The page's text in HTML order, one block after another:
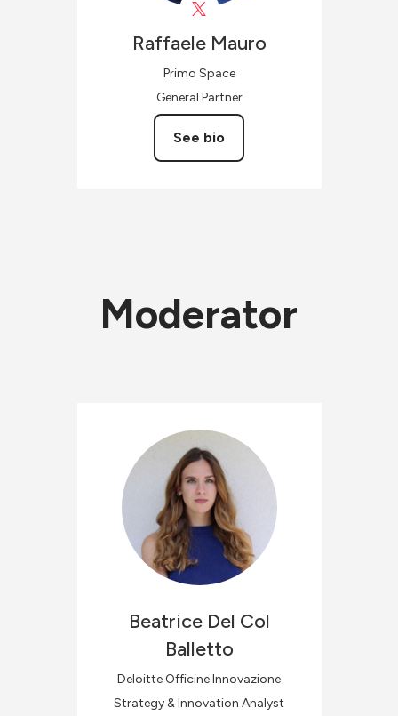
Raffaele Mauro
Primo Space
General Partner
See bio
Moderator
Beatrice Del Col
Balletto
Deloitte Officine Innovazione
Strategy & Innovation Analyst